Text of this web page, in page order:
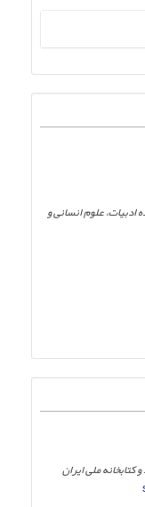
علوم انسانی و
ملی ایران